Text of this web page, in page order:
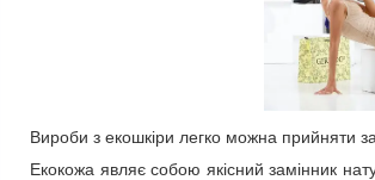
Вироби з екошкіри легко можна прийняти
Екокожа являє собою якісний замінник